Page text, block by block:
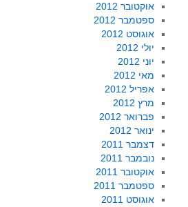
אוקטובר 2012
ספטמבר 2012
אוגוסט 2012
יולי 2012
יוני 2012
מאי 2012
אפריל 2012
מרץ 2012
פברואר 2012
ינואר 2012
דצמבר 2011
נובמבר 2011
אוקטובר 2011
ספטמבר 2011
אוגוסט 2011